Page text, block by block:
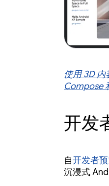
使用 3D
Compose
开发
自开发者预
沉浸式